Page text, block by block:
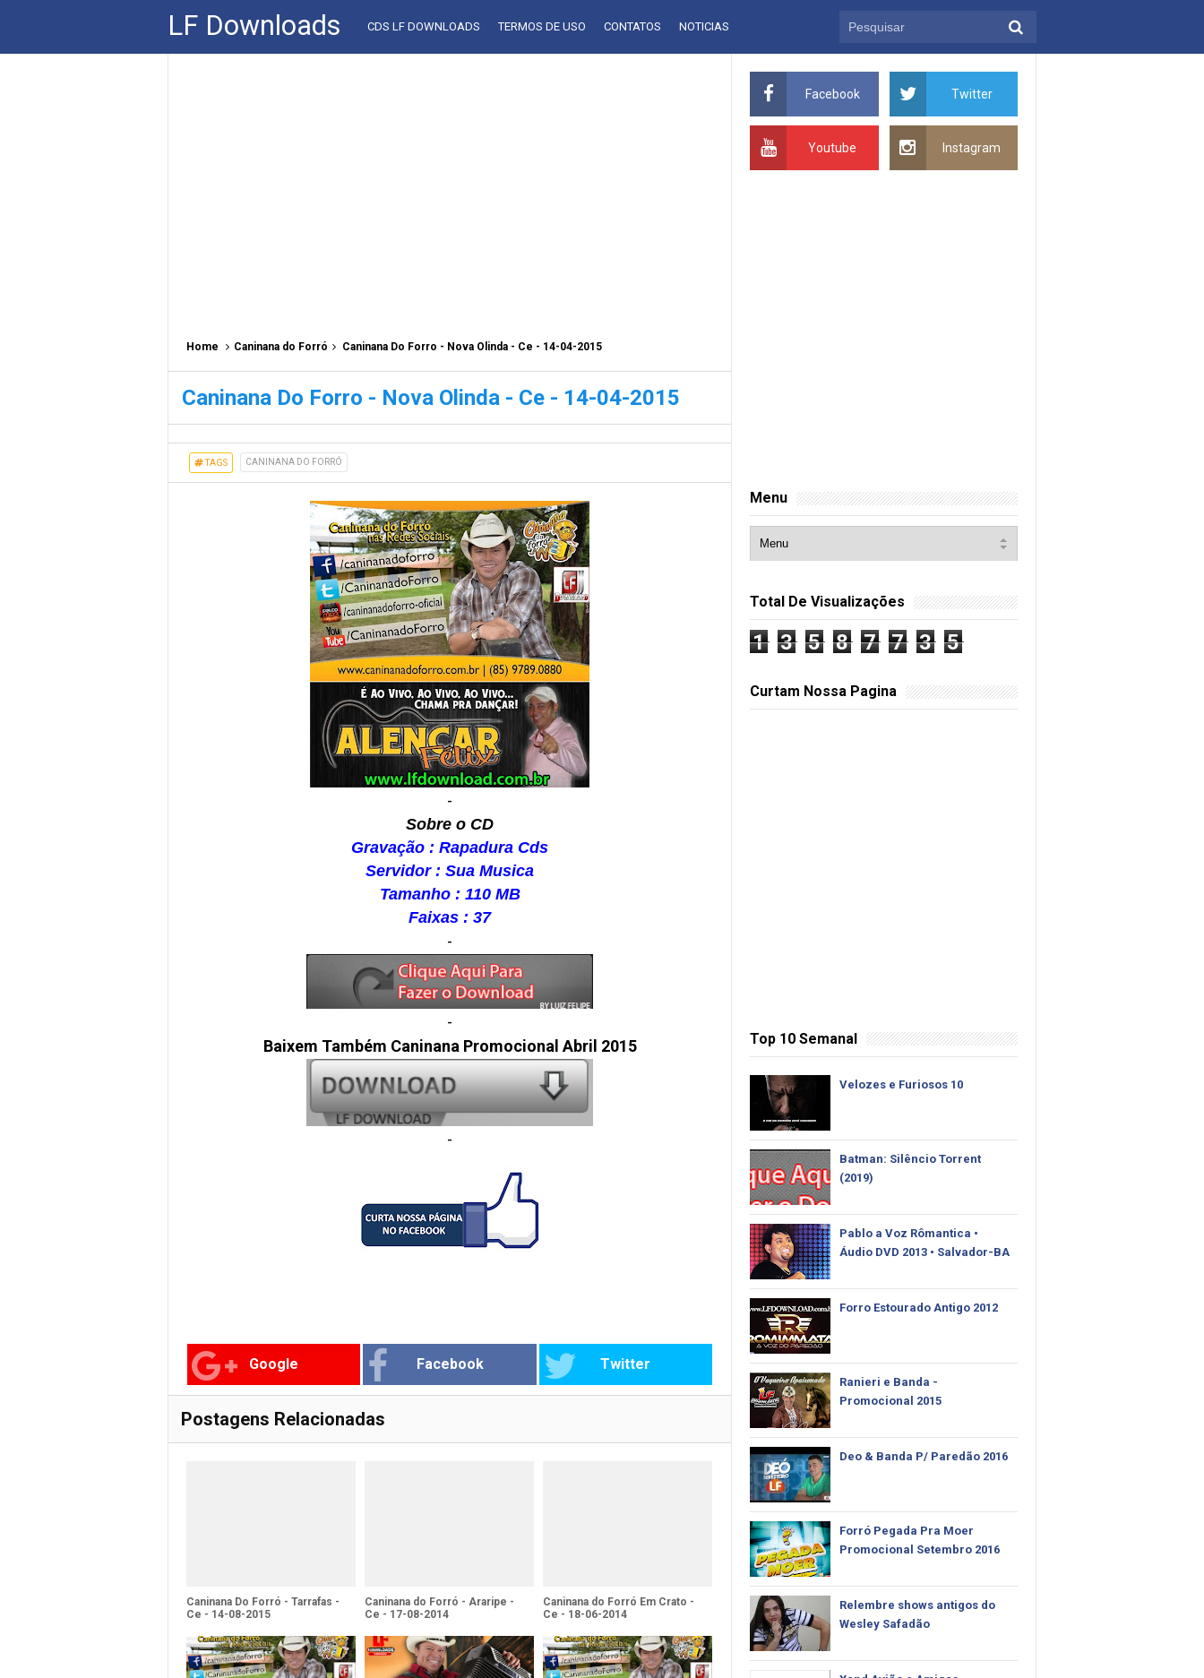
LF Downloads CDS LF DOWNLOADS TERMOS DE USO CONTATOS NOTICIAS
Home Caninana do Forró Caninana Do Forro - Nova Olinda - Ce - 14-04-2015
Caninana Do Forro - Nova Olinda - Ce - 14-04-2015
TAGS CANINANA DO FORRÓ
-
Sobre o CD
Gravação : Rapadura Cds
Servidor : Sua Musica
Tamanho : 110 MB
Faixas : 37
-
-
Baixem Também Caninana Promocional Abril 2015
-
Google Facebook Twitter
Postagens Relacionadas
Caninana Do Forró - Tarrafas -
Ce - 14-08-2015
Caninana do Forró - Araripe -
Ce - 17-08-2014
Caninana do Forró Em Crato -
Ce - 18-06-2014
Facebook Twitter
Youtube Instagram
Menu
Total De Visualizações
1 3 5 8 7 7 3 5
Curtam Nossa Pagina
Top 10 Semanal
Velozes e Furiosos 10
Batman: Silêncio Torrent
(2019)
Pablo‬ a Voz Rômantica •
Áudio DVD 2013 • Salvador-BA
Forro Estourado Antigo 2012
Ranieri e Banda -
Promocional 2015
Deo & Banda P/ Paredão 2016
Forró Pegada Pra Moer
Promocional Setembro 2016
Relembre shows antigos do
Wesley Safadão